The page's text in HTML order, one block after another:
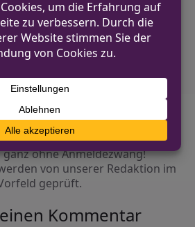
NÄCHSTER BEITRAG
in Löhne – Scooter-Fahrer
schwer verletzt
mit!
ohne Anmeldezwang!
von unserer Redaktion im
geprüft.
Kommentar